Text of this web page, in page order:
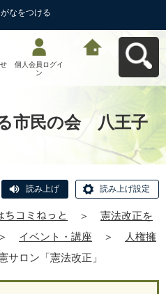
なをつける
個人会員ログイ
ン
市民の会 八王子
読み上げ 読み上げ設定
コミねっと ＞
憲法改正を
＞ イベント・講座 ＞
人権擁
サロン「憲法改正」